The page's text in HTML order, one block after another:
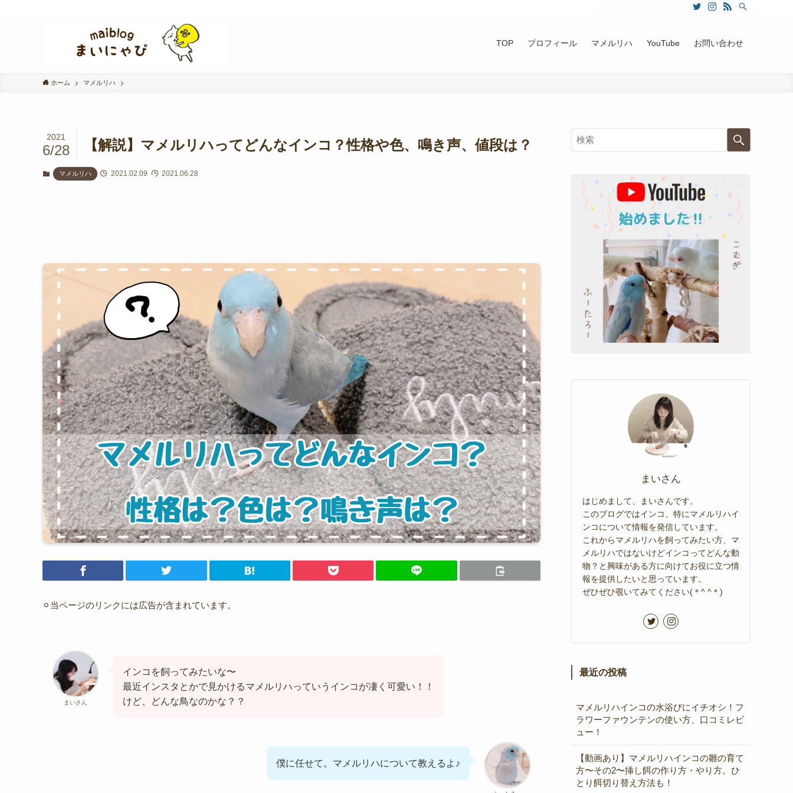
TOP プロフィール マメルリハ YouTube お問い合わせ
ホーム マメルリハ
【解説】マメルリハってどんなインコ？性格や色、鳴き声、値段は？
2021
6/28
マメルリハ 2021.02.09 2021.06.28
⚪︎当ページのリンクには広告が含まれています。
まいさん
インコを飼ってみたいな〜
最近インスタとかで見かけるマメルリハっていうインコが凄く可愛い！！
けど、どんな鳥なのかな？？
僕に任せて。マメルリハについて教えるよ♪
まいさん
はじめまして、まいさんです。
このブログではインコ。特にマメルリハイ
ンコについて情報を発信しています。
これからマメルリハを飼ってみたい方、マ
メルリハではないけどインコってどんな動
物？と興味がある方に向けてお役に立つ情
報を提供したいと思っています。
ぜひぜひ覗いてみてください(＊^ ^＊)
最近の投稿
マメルリハインコの水浴びにイチオシ！フ
ラワーファウンテンの使い方、口コミレビ
ュー！
【動画あり】マメルリハインコの雛の育て
方〜その2〜挿し餌の作り方・やり方。ひ
とり餌切り替え方法も！